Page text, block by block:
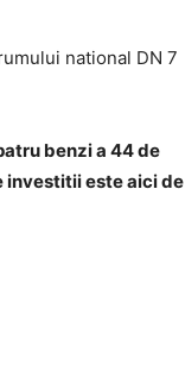
national DN 7
benzi a 44 de
investitii este aici de